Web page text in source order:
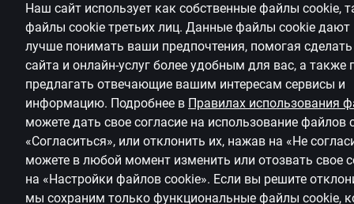
Наш сайт использует как собственные файлы cookie,
файлы cookie третьих лиц. Данные файлы cookie дают
лучше понимать ваши предпочтения, помогая
сайта и онлайн-услуг более удобным для вас, а также
предлагать отвечающие вашим интересам сервисы и
информацию. Подробнее в Правилах использования
можете дать свое согласие на использование файлов
«Согласиться», или отклонить их, нажав на «Не
можете в любой момент изменить или отозвать свое
на «Настройки файлов cookie». Если вы решите
мы сохраним только функциональные файлы cookie,